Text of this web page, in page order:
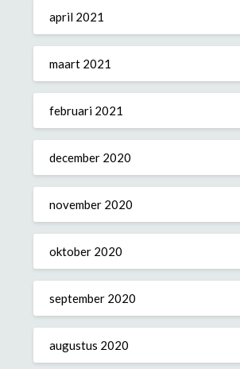
april 2021
maart 2021
februari 2021
december 2020
november 2020
oktober 2020
september 2020
augustus 2020